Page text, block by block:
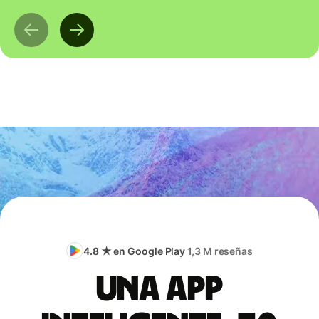
4.8 ★ en Google Play1,3 M reseñas
Una app